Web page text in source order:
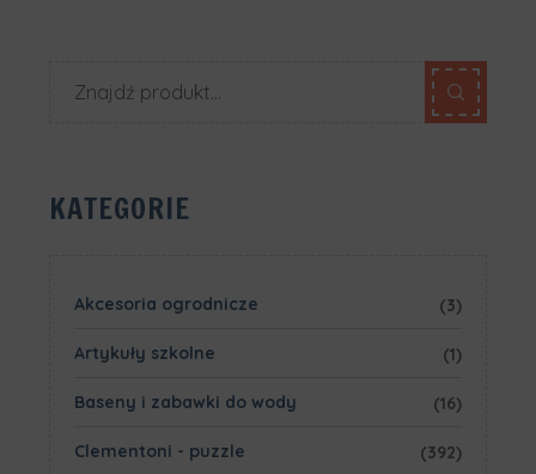
KATEGORIE
Akcesoria ogrodnicze (3)
Artykuły szkolne (1)
Baseny i zabawki do wody (16)
Clementoni - puzzle (392)